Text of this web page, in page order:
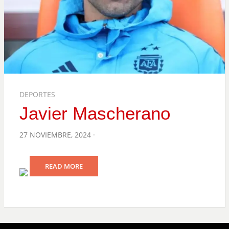
DEPORTES
Javier Mascherano
POSTED
27 NOVIEMBRE, 2024
READ MORE